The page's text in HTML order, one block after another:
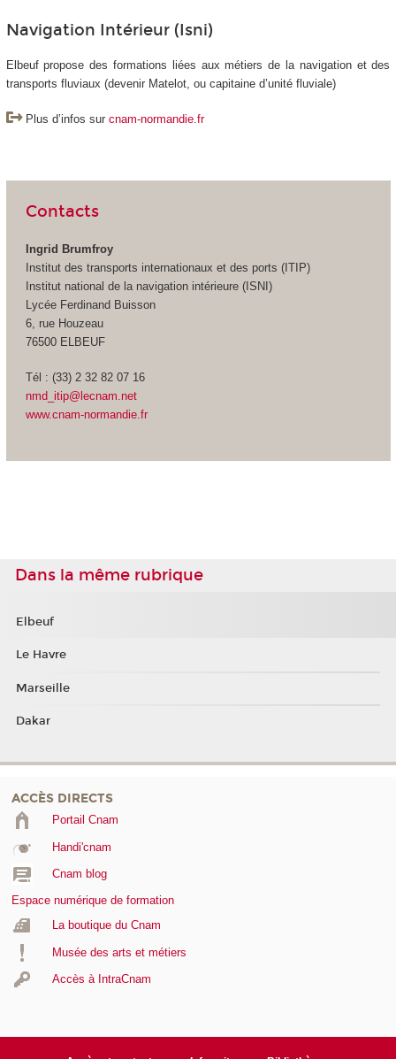
Navigation Intérieur (Isni)
Elbeuf propose des formations liées aux métiers de la navigation et des
transports fluviaux (devenir Matelot, ou capitaine d’unité fluviale)
Plus d’infos sur cnam-normandie.fr
Contacts
Ingrid Brumfroy
Institut des transports internationaux et des ports (ITIP)
Institut national de la navigation intérieure (ISNI)
Lycée Ferdinand Buisson
6, rue Houzeau
76500 ELBEUF
Tél : (33) 2 32 82 07 16
nmd_itip@lecnam.net
www.cnam-normandie.fr
Dans la même rubrique
Elbeuf
Le Havre
Marseille
Dakar
ACCÈS DIRECTS
Portail Cnam
Handi'cnam
Cnam blog
Espace numérique de formation
La boutique du Cnam
Musée des arts et métiers
Accès à IntraCnam